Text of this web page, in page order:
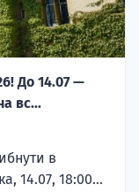
До 14.07 —
вс...
в
14.07, 18:00...